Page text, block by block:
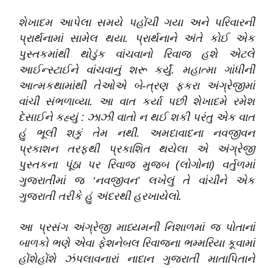
શેખાદમ આપેલા સમયે પહોંચી ગયા અને પરિવારની
પ્રાર્થનામાં સામેલ થયા.
પ્રાર્થનાને અંતે કોઈ એક
પુસ્તકમાંથી થોડુંક વાંચવાનો રિવાજ હશે એટલે
આઈન્સ્ટાઈને વાંચવાનું શરૂ કર્યું. મહાત્મા ગાંધીની
આત્મકથામાંથી તેઓએ બે-ત્રણ ફકરા અંગ્રેજીમાં
વાંચી સંભળાવ્યા.
આ વાત કર્યા પછી શેખાદમે રમેશ
દેસાઈને કહ્યું : ઝાઝી વાતો ન થઈ શકી પરંતુ એક વાત
હું ભૂલી શકું તેમ નથી.
અમદાવાદના નવજીવન
પ્રકાશન તરફથી પ્રકાશિત થયેલા એ અંગ્રેજી
પુસ્તકના પૂંઠા પર રિવાજ મુજબ (લોગોના) વર્તુળમાં
ગુજરાતીમાં જ ‘નવજીવન’ લખેલું તે વાંચીને એક
ગુજરાતી તરીકે હું અંદરથી હરખાયેલો.
આ પ્રસંગ અંગ્રેજી માધ્યમની નિશાળમાં જ પોતાનાં
બાળકો ભણે એવા ફેશનેબલ રિવાજના ભમ્મરિયા કૂવામાં
હોંશેહોંશે ઝંપલાવનારાં નાદાન ગુજરાતી માતાપિતાને